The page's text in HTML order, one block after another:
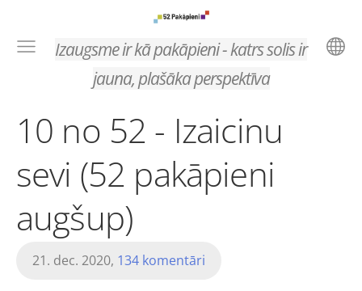
Izaugsme ir kā pakāpieni - katrs solis ir
jauna, plašāka perspektīva
10 no 52 - Izaicinu
sevi (52 pakāpieni
augšup)
21. dec. 2020, 134 komentāri